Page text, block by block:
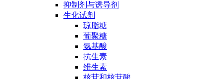
抑制剂与诱导剂
生化试剂
琼脂糖
葡聚糖
氨基酸
抗生素
维生素
核苷和核苷酸